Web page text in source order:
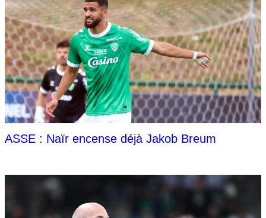
ASSE : Naïr encense déjà Jakob Breum